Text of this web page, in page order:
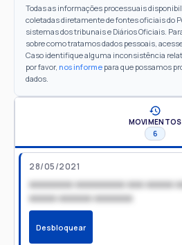
Todas as informações processuais
coletadas diretamente de fontes oficiais do
sistemas dos tribunais e Diários Oficiais.
sobre como tratamos dados pessoais,
Caso identifique alguma inconsistência
por favor, nos informe para que possamos
dados.
MOVIMENTOS
6
28/05/2021
xxxxxxxx xxxxxxxxx xxx xxxxx
xxxxx xxxxxx xxxxxxx
Desbloquear